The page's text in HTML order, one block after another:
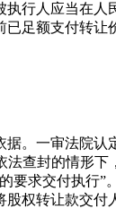
行人应当在
足额支付转
。一审法院
查封的情形
求交付执行
权转让款交